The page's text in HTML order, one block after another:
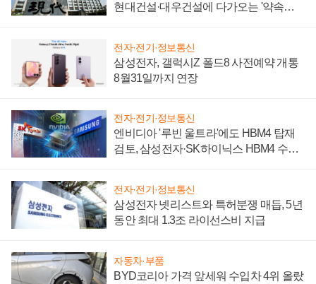
현대건설·대우건설에 다가오는 '약속의
전자·전기·정보통신
삼성전자, 갤럭시Z 폴드8 사전예약 개통
8월31일까지 연장
전자·전기·정보통신
엔비디아 '루빈 울트라'에도 HBM4 탑재
검토, 삼성전자·SK하이닉스 HBM4 수율
전자·전기·정보통신
삼성전자 넷리스트와 특허분쟁 매듭, 5년
동안 최대 1.3조 라이선스비 지급
자동차·부품
BYD코리아 가격 앞세워 수입차 4위 올랐